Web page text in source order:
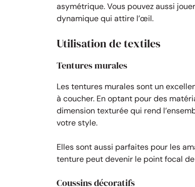
asymétrique. Vous pouvez aussi
dynamique qui attire l’œil.
Utilisation de textiles
Tentures murales
Les tentures murales sont un
à coucher. En optant pour des
dimension texturée qui rend
votre style.
Elles sont aussi parfaites pour les
tenture peut devenir le point focal
Coussins décoratifs